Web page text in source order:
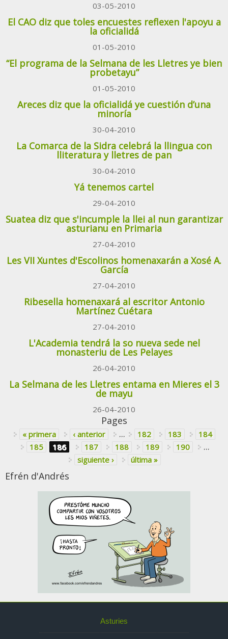
03-05-2010
El CAO diz que toles encuestes reflexen l'apoyu a
la oficialidá
01-05-2010
“El programa de la Selmana de les Lletres ye bien
probetayu”
01-05-2010
Areces diz que la oficialidá ye cuestión d’una
minoría
30-04-2010
La Comarca de la Sidra celebrá la llingua con
lliteratura y lletres de pan
30-04-2010
Yá tenemos cartel
29-04-2010
Suatea diz que s'incumple la llei al nun garantizar
asturianu en Primaria
27-04-2010
Les VII Xuntes d'Escolinos homenaxarán a Xosé A.
García
27-04-2010
Ribesella homenaxará al escritor Antonio
Martínez Cuétara
27-04-2010
L'Academia tendrá la so nueva sede nel
monasteriu de Les Pelayes
26-04-2010
La Selmana de les Lletres entama en Mieres el 3
de mayu
26-04-2010
Pages
« primera ‹ anterior … 182 183
184
185
186 187 188 189 190
…
siguiente ›
última »
Efrén d'Andrés
Asturies